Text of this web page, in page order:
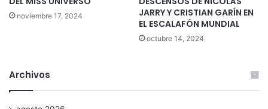
noviembre 17, 2024
JARRY Y CRISTIAN GARÍN EN
EL ESCALAFÓN MUNDIAL
octubre 14, 2024
Archivos